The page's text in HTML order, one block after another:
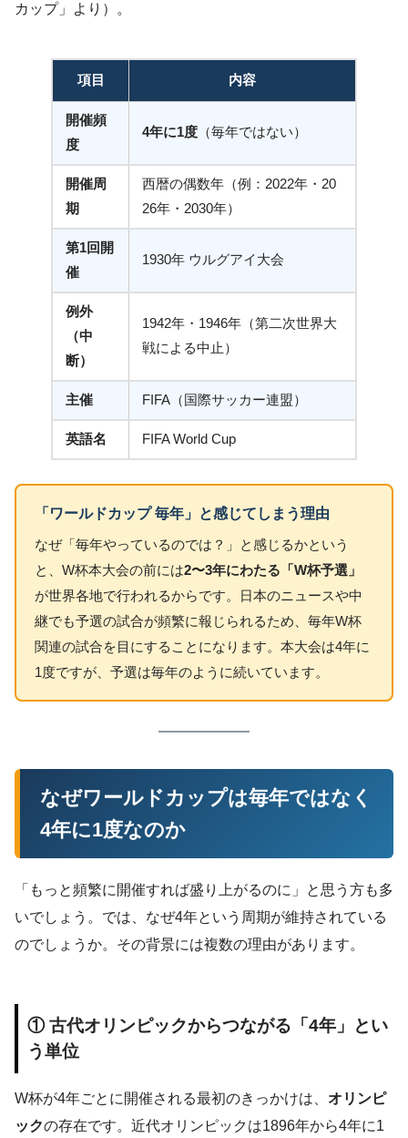
カップ」より）。
項目 内容
開催頻
度
4年に1度 （毎年ではない）
開催周
期
西暦の偶数年（例：2022年・20
26年・2030年）
第1回開
催
1930年 ウルグアイ大会
例外
（中
断）
1942年・1946年（第二次世界大
戦による中止）
主催 FIFA（国際サッカー連盟）
英語名 FIFA World Cup
「ワールドカップ 毎年」と感じてしまう理由
なぜ「毎年やっているのでは？」と感じるかという
と、W杯本大会の前には2〜3年にわたる「W杯予選」
が世界各地で行われるからです。日本のニュースや中
継でも予選の試合が頻繁に報じられるため、毎年W杯
関連の試合を目にすることになります。本大会は4年に
1度ですが、予選は毎年のように続いています。
なぜワールドカップは毎年ではなく
4年に1度なのか
「もっと頻繁に開催すれば盛り上がるのに」と思う方も多
いでしょう。では、なぜ4年という周期が維持されている
のでしょうか。その背景には複数の理由があります。
① 古代オリンピックからつながる「4年」とい
う単位
W杯が4年ごとに開催される最初のきっかけは、 オリンピ
ックの存在です。近代オリンピックは1896年から4年に1